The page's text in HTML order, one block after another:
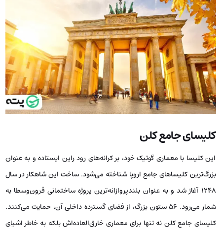
کلیسای جامع کلن
این کلیسا با معماری گوتیک خود، بر کرانه‌های رود راین ایستاده و به عنوان
بزرگ‌ترین کلیساهای جامع اروپا شناخته می‌شود. ساخت این شاهکار در سال
۱۲۴۸ آغاز شد و به عنوان بلندپروازانه‌ترین پروژه‌ ساختمانی قرون‌وسطا به
شمار می‌رود. ۵۶ ستون بزرگ، از فضای گسترده داخلی آن، حمایت می‌کنند.
کلیسای جامع کلن نه تنها برای معماری خارق‌العاده‌اش بلکه به خاطر اشیای